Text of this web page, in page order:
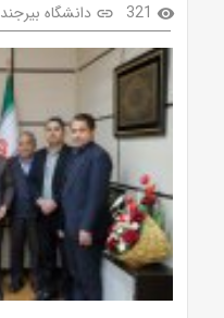
visibility
321
link دانشگاه بیرجند